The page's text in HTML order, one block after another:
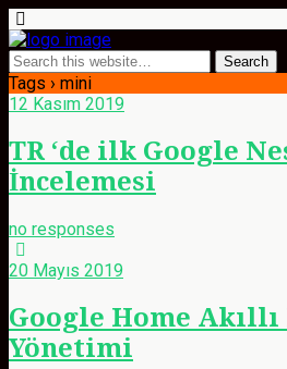
Tags › mini
12 Kasım 2019
TR ‘de ilk Google
İncelemesi
no responses
20 Mayıs 2019
Google Home Akıllı
Yönetimi